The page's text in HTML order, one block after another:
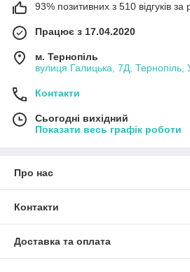
93% позитивних з 510 відгуків за
Працює з 17.04.2020
м. Тернопіль
вулиця Галицька, 7Д, Тернопіль,
Контакти
Сьогодні вихідний
Показати весь графік роботи
Про нас
Контакти
Доставка та оплата